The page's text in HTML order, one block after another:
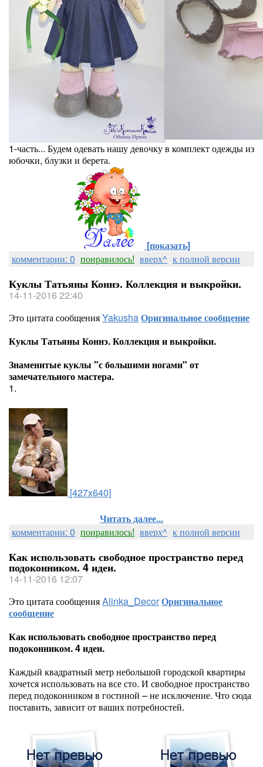
1-часть... Будем одевать нашу девочку в комплект одежды из
юбочки, блузки и берета.
[показать]
комментарии: 0 понравилось! вверх^ к полной версии
Куклы Татьяны Коннэ. Коллекция и выкройки.
14-11-2016 22:40
Это цитата сообщенияYakushaОригинальное сообщение
Куклы Татьяны Коннэ. Коллекция и выкройки.
Знаменитые куклы "с большими ногами" от
замечательного мастера.
1.
[427x640]
Читать далее...
комментарии: 0 понравилось! вверх^ к полной версии
Как использовать свободное пространство перед
подоконником. 4 идеи.
14-11-2016 12:07
Это цитата сообщенияAlinka_DecorОригинальное
сообщение
Как использовать свободное пространство перед
подоконником. 4 идеи.
Каждый квадратный метр небольшой городской квартиры
хочется использовать на все сто. И свободное пространство
перед подоконником в гостиной – не исключение. Что сюда
поставить, зависит от ваших потребностей.